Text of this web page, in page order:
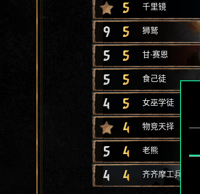
5 千里镜
9 5 狮鹫
5 5 甘·赛恩
5 5 食己徒
4 5 女巫学徒
4 物竞天择
5 4 老熊
4 4 齐齐摩工兵